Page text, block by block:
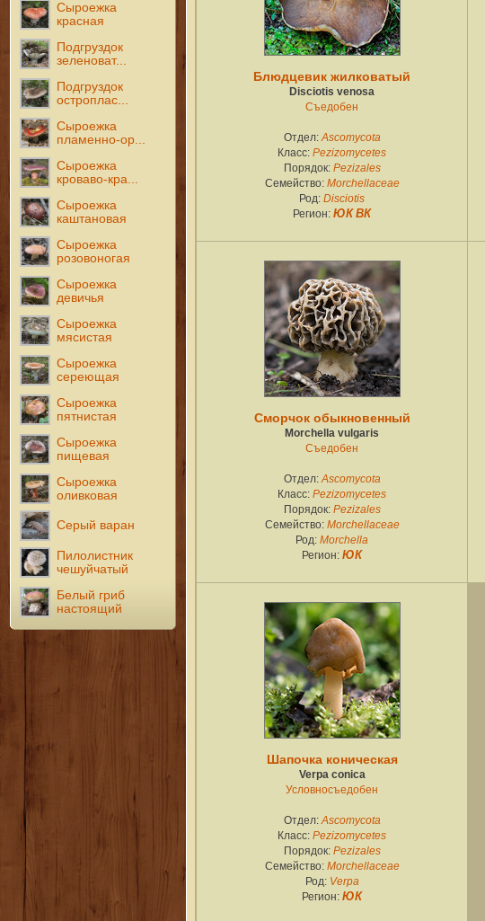
Сыроежка
красная
Подгруздок
зеленоват...
Подгруздок
остроплас...
Сыроежка
пламенно-ор...
Сыроежка
кроваво-кра...
Сыроежка
каштановая
Сыроежка
розовоногая
Сыроежка
девичья
Сыроежка
мясистая
Сыроежка
сереющая
Сыроежка
пятнистая
Сыроежка
пищевая
Сыроежка
оливковая
Серый варан
Пилолистник
чешуйчатый
Белый гриб
настоящий
Блюдцевик жилковатый
Disciotis venosa
Съедобен
Отдел:Ascomycota
Класс: Pezizomycetes
Порядок: Pezizales
Семейство: Morchellaceae
Род: Disciotis
Регион: ЮК ВК
Сморчок обыкновенный
Morchella vulgaris
Съедобен
Отдел:Ascomycota
Класс: Pezizomycetes
Порядок: Pezizales
Семейство: Morchellaceae
Род: Morchella
Регион: ЮК
Шапочка коническая
Verpa conica
Условносъедобен
Отдел:Ascomycota
Класс: Pezizomycetes
Порядок: Pezizales
Семейство: Morchellaceae
Род: Verpa
Регион: ЮК